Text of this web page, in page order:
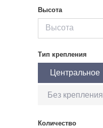
Высота
Тип крепления
Центральное
Без крепления
Количество